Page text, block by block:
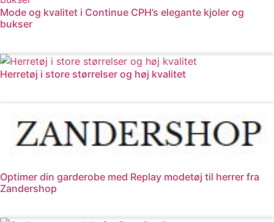
Mode og kvalitet i Continue CPH’s elegante kjoler og
bukser
Herretøj i store størrelser og høj kvalitet
Optimer din garderobe med Replay modetøj til herrer fra
Zandershop